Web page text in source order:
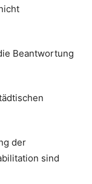
Beantwortung
der
sind